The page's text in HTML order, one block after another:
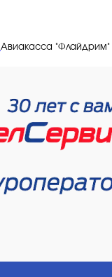
Авиакасса "Флайдрим"